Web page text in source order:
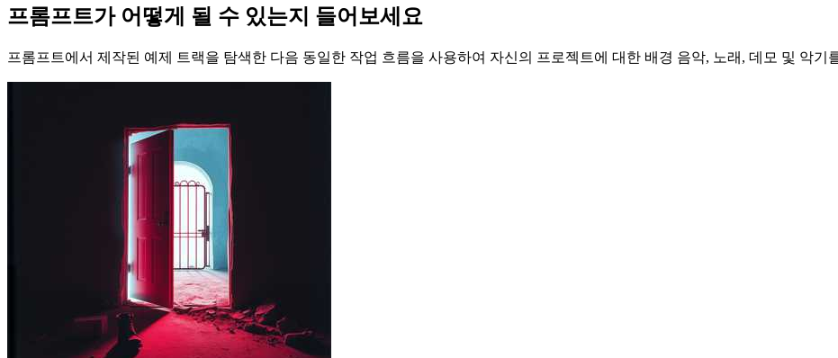
프롬프트가 어떻게 될 수 있는지 들어보세요
프롬프트에서 제작된 예제 트랙을 탐색한 다음 동일한 작업 흐름을 사용하여 자신의 프로젝트에 대한 배경 음악, 노래, 데모 및 악기